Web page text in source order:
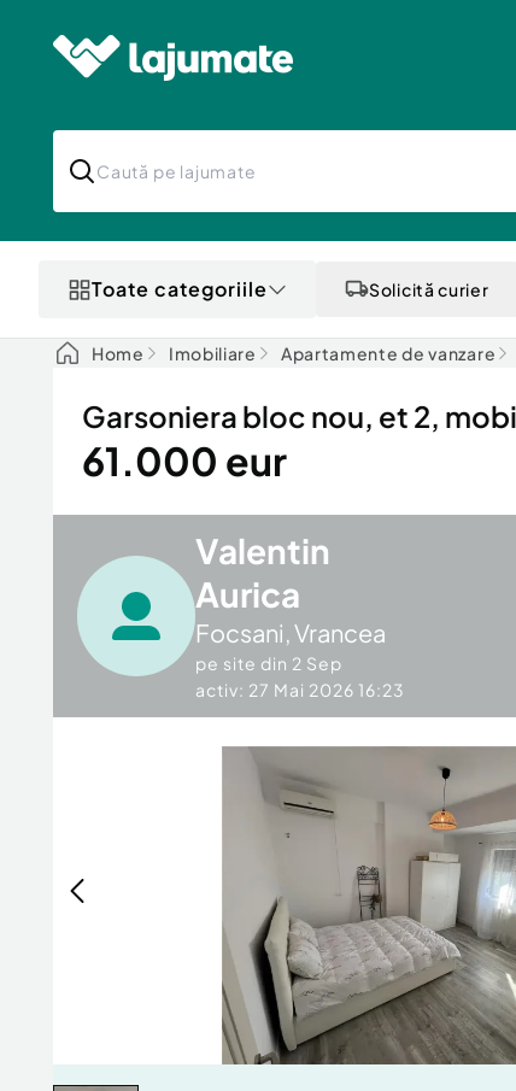
Toate categoriile Solicită curier
Home Imobiliare Apartamente de vanzare
Garsoniera bloc nou, et 2,
61.000 eur
Valentin
Aurica
Focsani,Vrancea
pe site din 2 Sep
activ: 27 Mai 2026 16:23